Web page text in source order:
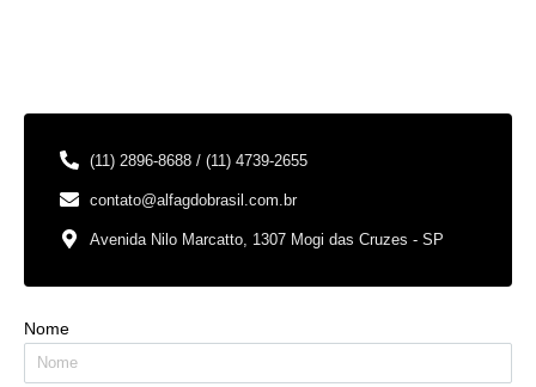
(11) 2896-8688 / (11) 4739-2655
contato@alfagdobrasil.com.br
Avenida Nilo Marcatto, 1307 Mogi das Cruzes - SP
Nome